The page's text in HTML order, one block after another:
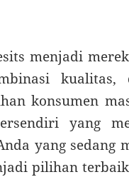
menjadi
kualitas,
konsumen
yang
yang sedang
pilihan